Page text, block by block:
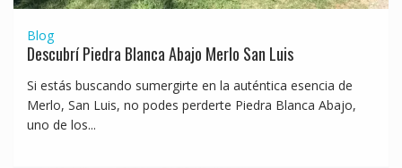
Blog
Descubrí Piedra Blanca Abajo Merlo San Luis
Si estás buscando sumergirte en la auténtica esencia de
Merlo, San Luis, no podes perderte Piedra Blanca Abajo,
uno de los...